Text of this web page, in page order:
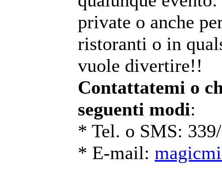
private o anche
ristoranti o in
vuole divertire!!
Contattatemi o
seguenti modi:
* Tel. o SMS:
* E-mail: